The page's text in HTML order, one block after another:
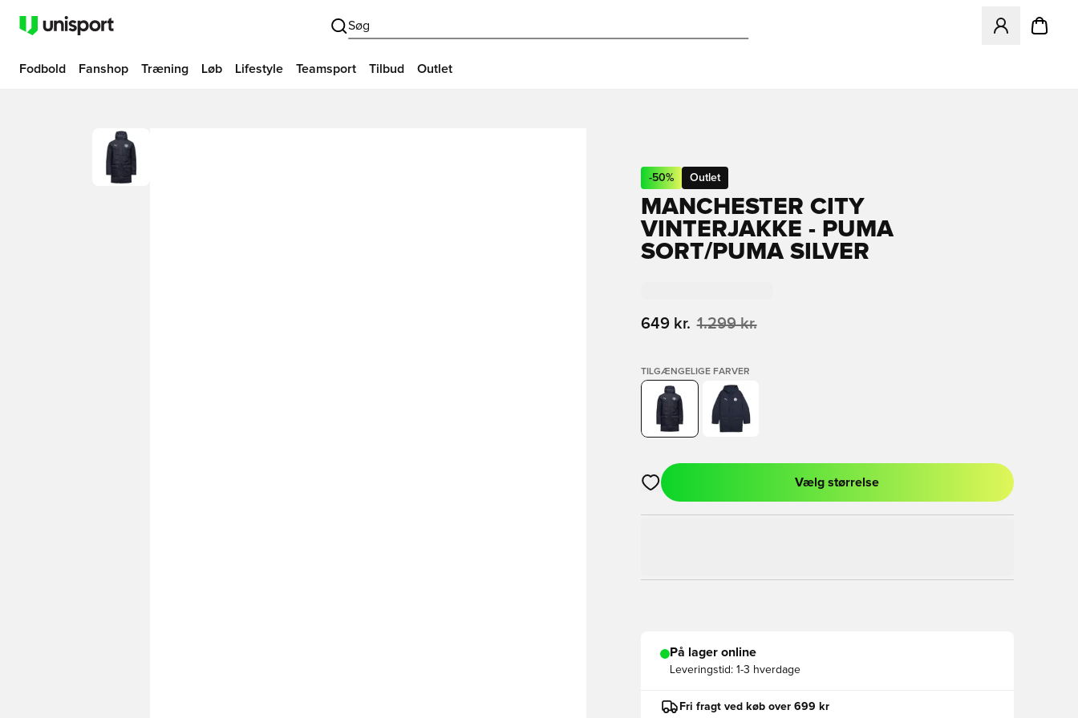
Søg
Åbner en
Fodbold Fanshop Træning Løb Lifestyle Teamsport Tilbud Outlet
-50% Outlet
MANCHESTER CITY
VINTERJAKKE - PUMA
SORT/PUMA SILVER
649 kr. 1.299 kr.
TILGÆNGELIGE FARVER
Åbner en Modal til at logge ind eller tilmelde dig som medlem
Vælg størrelse
På lager online
Leveringstid: 1-3 hverdage
Fri fragt ved køb over 699 kr